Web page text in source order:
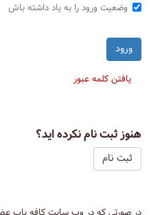
وضعیت ورود را به یاد داشته باش
یافتن کلمه عبور
هنوز ثبت نام نکرده اید؟
ثبت نام